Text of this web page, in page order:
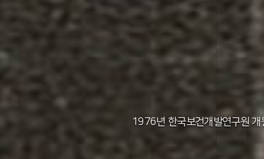
1971년 가족계획연구원
1976년 한국보건개발연구원 개
1982년 한국인구보건연구원 신청사 준
2012년 한국보건사회연구원 서울 청사
2011년 한국보건사회연구원 설립 40주년
2014년 한국보건사회연구원 세종 청사